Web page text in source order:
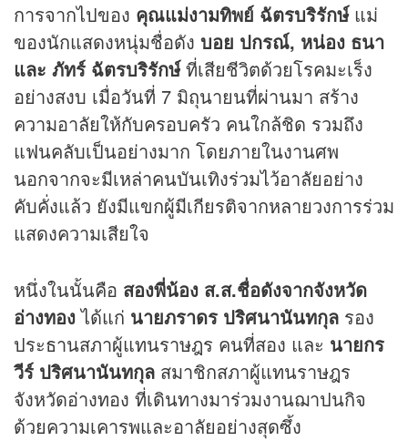
การจากไปของ คุณแม่งามทิพย์ ฉัตรบริรักษ์แม่
ของนักแสดงหนุ่มชื่อดัง บอย ปกรณ์, หน่อง ธนา
และ ภัทร์ ฉัตรบริรักษ์ที่เสียชีวิตด้วยโรคมะเร็ง
อย่างสงบ เมื่อวันที่ 7 มิถุนายนที่ผ่านมา สร้าง
ความอาลัยให้กับครอบครัว คนใกล้ชิด รวมถึง
แฟนคลับเป็นอย่างมาก โดยภายในงานศพ
นอกจากจะมีเหล่าคนบันเทิงร่วมไว้อาลัยอย่าง
คับคั่งแล้ว ยังมีแขกผู้มีเกียรติจากหลายวงการร่วม
แสดงความเสียใจ
หนึ่งในนั้นคือ สองพี่น้อง ส.ส.ชื่อดังจากจังหวัด
อ่างทองได้แก่ นายภราดร ปริศนานันทกุล รอง
ประธานสภาผู้แทนราษฎร คนที่สอง และ นายกร
วีร์ ปริศนานันทกุล สมาชิกสภาผู้แทนราษฎร
จังหวัดอ่างทอง ที่เดินทางมาร่วมงานฌาปนกิจ
ด้วยความเคารพและอาลัยอย่างสุดซึ้ง